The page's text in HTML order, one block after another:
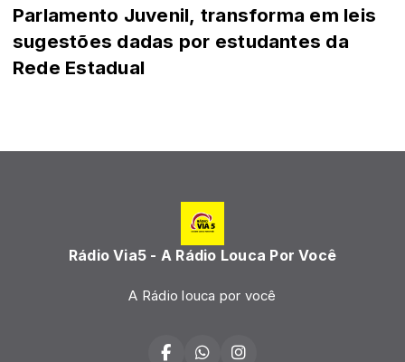
Parlamento Juvenil, transforma em leis
sugestões dadas por estudantes da
Rede Estadual
Rádio Via5 - A Rádio Louca Por Você
A Rádio louca por você